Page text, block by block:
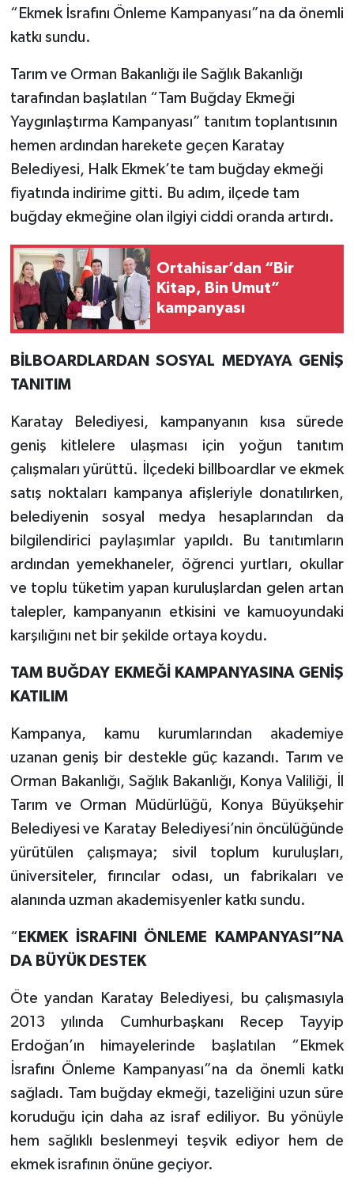
“Ekmek İsrafını Önleme Kampanyası”na da önemli
katkı sundu.
Tarım ve Orman Bakanlığı ile Sağlık Bakanlığı
tarafından başlatılan “Tam Buğday Ekmeği
Yaygınlaştırma Kampanyası” tanıtım toplantısının
hemen ardından harekete geçen Karatay
Belediyesi, Halk Ekmek’te tam buğday ekmeği
fiyatında indirime gitti. Bu adım, ilçede tam
buğday ekmeğine olan ilgiyi ciddi oranda artırdı.
Ortahisar’dan “Bir
Kitap, Bin Umut”
kampanyası
BİLBOARDLARDAN SOSYAL MEDYAYA GENİŞ
TANITIM
Karatay Belediyesi, kampanyanın kısa sürede
geniş kitlelere ulaşması için yoğun tanıtım
çalışmaları yürüttü. İlçedeki billboardlar ve ekmek
satış noktaları kampanya afişleriyle donatılırken,
belediyenin sosyal medya hesaplarından da
bilgilendirici paylaşımlar yapıldı. Bu tanıtımların
ardından yemekhaneler, öğrenci yurtları, okullar
ve toplu tüketim yapan kuruluşlardan gelen artan
talepler, kampanyanın etkisini ve kamuoyundaki
karşılığını net bir şekilde ortaya koydu.
TAM BUĞDAY EKMEĞİ KAMPANYASINA GENİŞ
KATILIM
Kampanya, kamu kurumlarından akademiye
uzanan geniş bir destekle güç kazandı. Tarım ve
Orman Bakanlığı, Sağlık Bakanlığı, Konya Valiliği, İl
Tarım ve Orman Müdürlüğü, Konya Büyükşehir
Belediyesi ve Karatay Belediyesi’nin öncülüğünde
yürütülen çalışmaya; sivil toplum kuruluşları,
üniversiteler, fırıncılar odası, un fabrikaları ve
alanında uzman akademisyenler katkı sundu.
“ EKMEK İSRAFINI ÖNLEME KAMPANYASI”NA
DA BÜYÜK DESTEK
Öte yandan Karatay Belediyesi, bu çalışmasıyla
2013 yılında Cumhurbaşkanı Recep Tayyip
Erdoğan’ın himayelerinde başlatılan “Ekmek
İsrafını Önleme Kampanyası”na da önemli katkı
sağladı. Tam buğday ekmeği, tazeliğini uzun süre
koruduğu için daha az israf ediliyor. Bu yönüyle
hem sağlıklı beslenmeyi teşvik ediyor hem de
ekmek israfının önüne geçiyor.